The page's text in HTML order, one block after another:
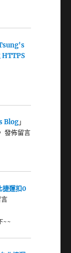
HTTPS
Blog」
發佈留言
捷運扣0
~~